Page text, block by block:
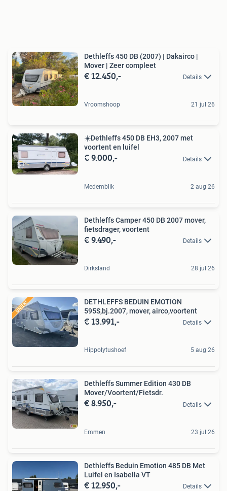
Dethleffs 450 DB (2007) | Dakairco |
Mover | Zeer compleet
€ 12.450,- Details
Vroomshoop 21 jul 26
☀️Dethleffs 450 DB EH3, 2007 met
voortent en luifel
€ 9.000,- Details
Medemblik 2 aug 26
Dethleffs Camper 450 DB 2007 mover,
fietsdrager, voortent
€ 9.490,- Details
Dirksland 28 jul 26
DETHLEFFS BEDUIN EMOTION
595S,bj.2007, mover, airco,voortent
€ 13.991,- Details
Hippolytushoef 5 aug 26
Dethleffs Summer Edition 430 DB
Mover/Voortent/Fietsdr.
€ 8.950,- Details
Emmen 23 jul 26
Dethleffs Beduin Emotion 485 DB Met
Luifel en Isabella VT
€ 12.950,- Details